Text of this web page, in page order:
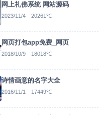
网上礼佛系统 网站源码
2023/11/4 20261℃
网页打包app免费_网页
2018/10/9 18018℃
诗情画意的名字大全
2016/11/1 17449℃